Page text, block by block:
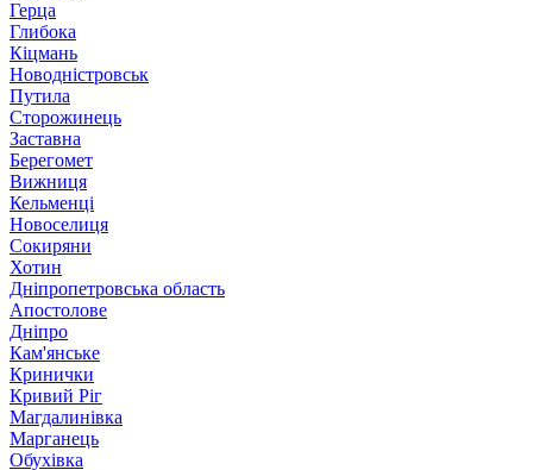
Герца
Глибока
Кіцмань
Новодністровськ
Путила
Сторожинець
Заставна
Берегомет
Вижниця
Кельменці
Новоселиця
Сокиряни
Хотин
Дніпропетровська область
Апостолове
Дніпро
Кам'янське
Кринички
Кривий Ріг
Магдалинівка
Марганець
Обухівка